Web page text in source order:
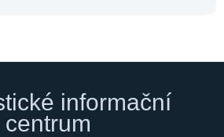
informační
centrum